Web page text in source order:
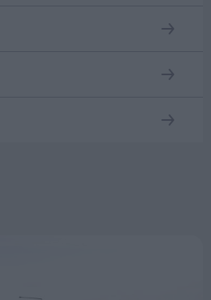
Gade Christiansen.
De Matteis og Mickael
om både "humor, risiko